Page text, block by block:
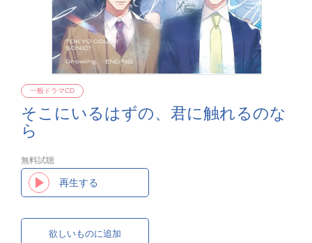
そこにいるはずの、君に触れるのな
ら
一般ドラマCD
無料試聴
再生する
欲しいものに追加